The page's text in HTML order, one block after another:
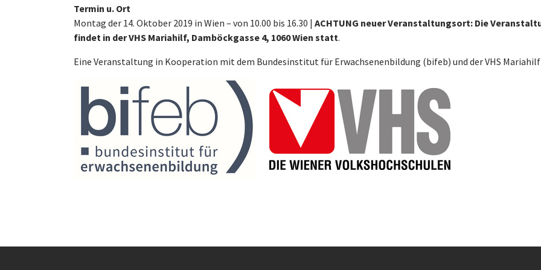
Termin u. Ort
Montag der 14. Oktober 2019 in Wien – von 10.00 bis 16.30 | ACHTUNG neuer Veranstaltungsort: Die
findet in der VHS Mariahilf, Damböckgasse 4, 1060 Wien statt.
Eine Veranstaltung in Kooperation mit dem Bundesinstitut für Erwachsenenbildung (bifeb) und der VHS Mariahilf